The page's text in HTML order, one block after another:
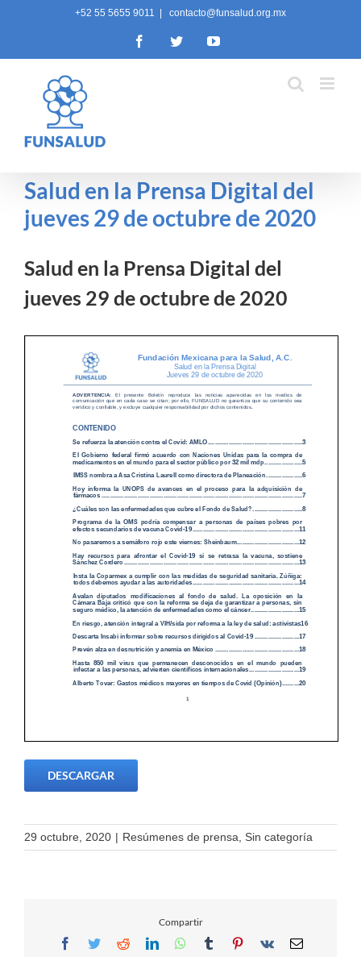
+52 55 5655 9011 contacto@funsalud.org.mx
FacebookTwitterYouTube
Salud en la Prensa Digital del
jueves 29 de octubre de 2020
Salud en la Prensa Digital del
jueves 29 de octubre de 2020
DESCARGAR
29 octubre, 2020 | Resúmenes de prensa, Sin categoría
Compartir
Facebook
TwitterRedditLinkedInWhatsApp
TumblrPinterest
Vk Email